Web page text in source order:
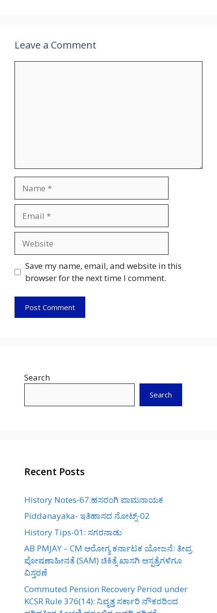
Leave a Comment
Save my name, email, and website in this
browser for the next time I comment.
Search
Search
Recent Posts
History Notes-67:ಹಸರಂಗಿ ಪಾಮನಾಯಕ
Piddanayaka- ಇತಿಹಾಸದ ನೋಟ್ಸ್-02
History Tips-01: ಸಗರನಾಡು
AB PMJAY – CM ಆರೋಗ್ಯ ಕರ್ನಾಟಕ ಯೋಜನೆ: ತೀವ್ರ
ಪೋಷಣಾಹೀನತೆ (SAM) ಚಿಕಿತ್ಸೆ ಖಾಸಗಿ ಆಸ್ಪತ್ರೆಗಳಿಗೂ
ವಿಸ್ತರಣೆ
Commuted Pension Recovery Period under
KCSR Rule 376(14): ನಿವೃತ್ತ ಸರ್ಕಾರಿ ನೌಕರರಿಂದ